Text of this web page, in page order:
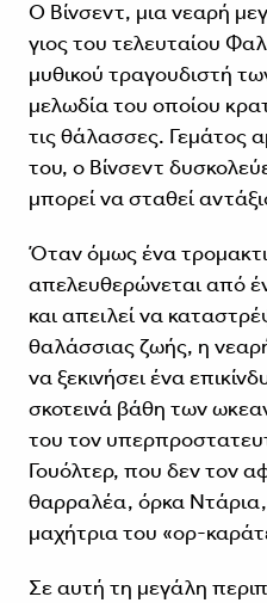
Ο Βίνσεντ, μια νεαρή
γιος του τελευταίου
μυθικού τραγουδιστή
μελωδία του οποίου
τις θάλασσες. Γεμάτος
του, ο Βίνσεντ
μπορεί να σταθεί
Όταν όμως ένα
απελευθερώνεται από
και απειλεί να
θαλάσσιας ζωής, η
να ξεκινήσει ένα
σκοτεινά βάθη των
του τον
Γουόλτερ, που δεν τον
θαρραλέα, όρκα Ντάρια,
μαχήτρια του «ορ-
Σε αυτή τη μεγάλη